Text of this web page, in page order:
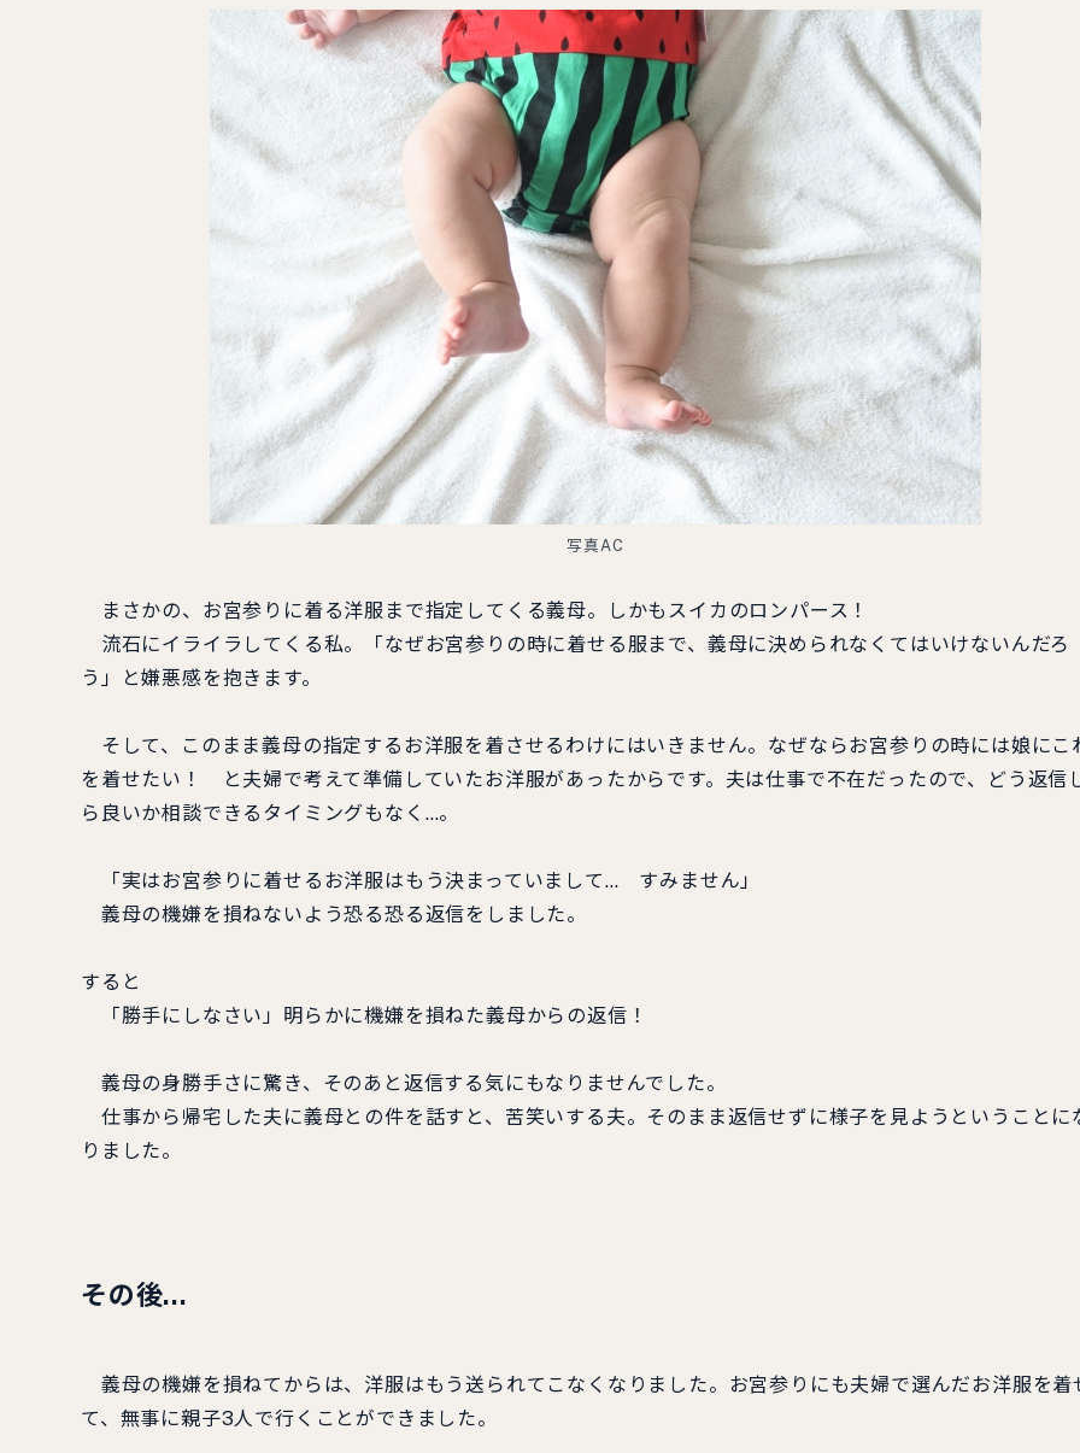
写真AC
まさかの、お宮参りに着る洋服まで指定してくる義母。しかもスイカのロンパース！
流石にイライラしてくる私。「なぜお宮参りの時に着せる服まで、義母に決められなくてはいけないんだろ
う」と嫌悪感を抱きます。
そして、このまま義母の指定するお洋服を着させるわけにはいきません。なぜならお宮参りの時には娘にこ
を着せたい！ と夫婦で考えて準備していたお洋服があったからです。夫は仕事で不在だったので、どう返信
ら良いか相談できるタイミングもなく…。
「実はお宮参りに着せるお洋服はもう決まっていまして… すみません」
義母の機嫌を損ねないよう恐る恐る返信をしました。
すると
「勝手にしなさい」明らかに機嫌を損ねた義母からの返信！
義母の身勝手さに驚き、そのあと返信する気にもなりませんでした。
仕事から帰宅した夫に義母との件を話すと、苦笑いする夫。そのまま返信せずに様子を見ようということに
りました。
その後…
義母の機嫌を損ねてからは、洋服はもう送られてこなくなりました。お宮参りにも夫婦で選んだお洋服を着
て、無事に親子3人で行くことができました。